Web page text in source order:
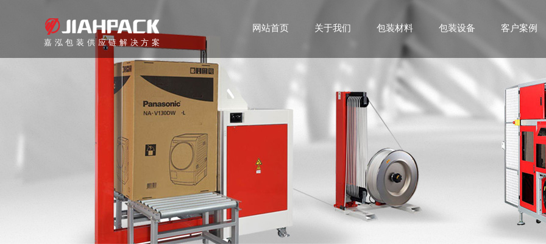
嘉泓包装供应链解决方案
网站首页 关于我们 包装材料 包装设备 客户案例